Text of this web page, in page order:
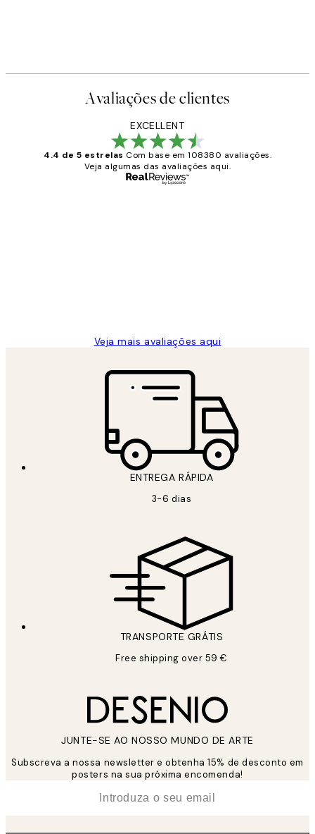
Avaliações de clientes
EXCELLENT
4.4 de 5 estrelas Com base em 108380 avaliações.
Veja algumas das avaliações aqui.
Veja mais avaliações aqui
ENTREGA RÁPIDA
3-6 dias
TRANSPORTE GRÁTIS
Free shipping over 59 €
JUNTE-SE AO NOSSO MUNDO DE ARTE
Subscreva a nossa newsletter e obtenha 15% de desconto em
posters na sua próxima encomenda!